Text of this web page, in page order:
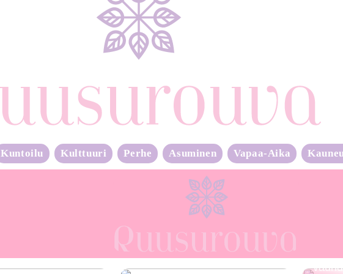
Kuntoilu Kulttuuri Perhe Asuminen Vapaa-Aika